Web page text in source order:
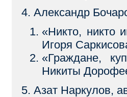
4. Александр
«Никто, никто
Игоря
«Граждане,
Никиты
5. Азат Наркулов,